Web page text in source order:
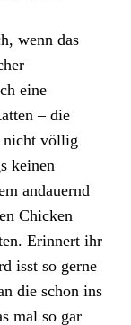
wenn das
eine
– die
nicht völlig
keinen
andauernd
Chicken
Erinnert ihr
isst so gerne
die schon ins
mal so gar